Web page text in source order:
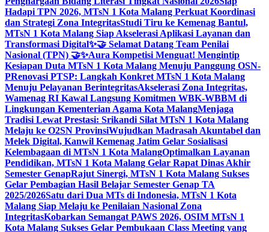
Hadapi TPN 2026, MTsN 1 Kota Malang Perkuat Koordinasi
dan Strategi Zona IntegritasStudi Tiru ke Kemenag Bantul,
MTsN 1 Kota Malang Siap Akselerasi Aplikasi Layanan dan
Transformasi Digital✨🤝 Selamat Datang Team Penilai
Nasional (TPN) 🤝✨Aura Kompetisi Menguat! Mengintip
Kesiapan Duta MTsN 1 Kota Malang Menuju Panggung OSN-
PRenovasi PTSP: Langkah Konkret MTsN 1 Kota Malang
Menuju Pelayanan BerintegritasAkselerasi Zona Integritas,
Wamenag RI Kawal Langsung Komitmen WBK-WBBM di
Lingkungan Kementerian Agama Kota MalangMenjaga
Tradisi Lewat Prestasi: Srikandi Silat MTsN 1 Kota Malang
Melaju ke O2SN ProvinsiWujudkan Madrasah Akuntabel dan
Melek Digital, Kanwil Kemenag Jatim Gelar Sosialisasi
Kelembagaan di MTsN 1 Kota MalangOptimalkan Layanan
Pendidikan, MTsN 1 Kota Malang Gelar Rapat Dinas Akhir
Semester GenapRajut Sinergi, MTsN 1 Kota Malang Sukses
Gelar Pembagian Hasil Belajar Semester Genap TA
2025/2026Satu dari Dua MTs di Indonesia, MTsN 1 Kota
Malang Siap Melaju ke Penilaian Nasional Zona
IntegritasKobarkan Semangat PAWS 2026, OSIM MTsN 1
Kota Malang Sukses Gelar Pembukaan Class Meeting yang